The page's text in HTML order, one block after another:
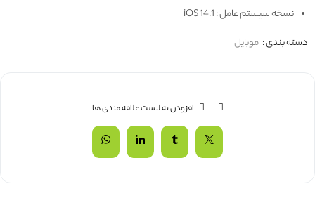
نسخه سیستم عامل : iOS 14.1
دسته بندی : موبایل
افزودن به لیست علاقه مندی ها